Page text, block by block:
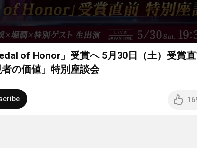
of Honor」受賞へ 5月30日（土）受賞
の価値」特別座談会